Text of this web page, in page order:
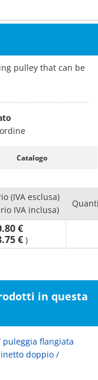
pulley that can be
Catalogo
(IVA esclusa)
IVA inclusa)
€
€ )
in questa
flangiata
doppio /